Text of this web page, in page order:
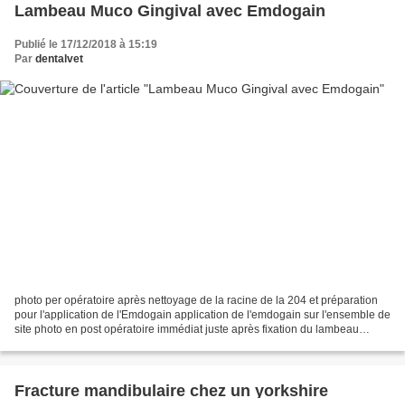
Lambeau Muco Gingival avec Emdogain
Publié le 17/12/2018 à 15:19
Par dentalvet
photo per opératoire après nettoyage de la racine de la 204 et préparation
pour l'application de l'Emdogain application de l'emdogain sur l'ensemble de
site photo en post opératoire immédiat juste après fixation du lambeau
Fracture mandibulaire chez un yorkshire